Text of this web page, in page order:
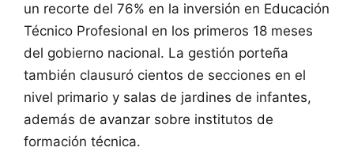
un recorte del 76% en la inversión en Educación
Técnico Profesional en los primeros 18 meses
del gobierno nacional. La gestión porteña
también clausuró cientos de secciones en el
nivel primario y salas de jardines de infantes,
además de avanzar sobre institutos de
formación técnica.